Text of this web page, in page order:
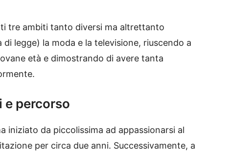
tre ambiti tanto diversi ma altrettanto
legge) la moda e la televisione, riuscendo a
età e dimostrando di avere tanta
e percorso
iniziato da piccolissima ad appassionarsi al
per circa due anni. Successivamente, a